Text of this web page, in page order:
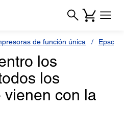
de función única Epson
los
los
vienen con la